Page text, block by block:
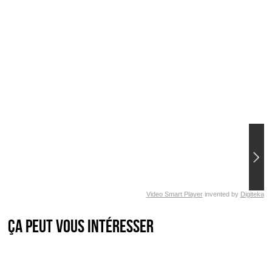
Video Smart Playerinvented by Digiteka
Ça peut vous intéresser